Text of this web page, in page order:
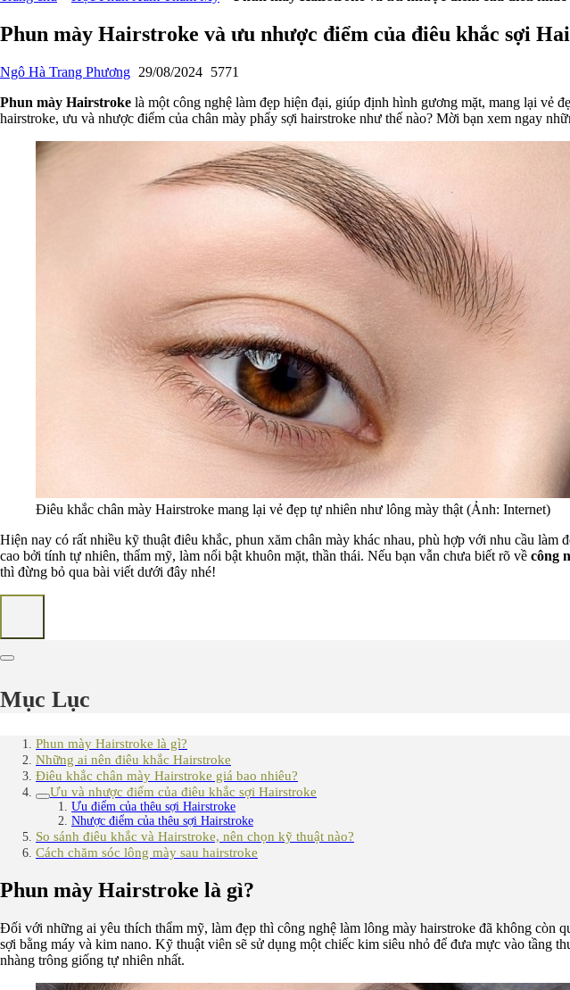
Phun mày Hairstroke và ưu nhược điểm của điêu khắc sợi
Ngô Hà Trang Phương 29/08/2024 5771
Phun mày Hairstroke là một công nghệ làm đẹp hiện đại, giúp định hình gương mặt, mang lại vẻ
hairstroke, ưu và nhược điểm của chân mày phẩy sợi hairstroke như thế nào? Mời bạn xem ngay
Điêu khắc chân mày Hairstroke mang lại vẻ đẹp tự nhiên như lông mày thật (Ảnh: Internet)
Hiện nay có rất nhiều kỹ thuật điêu khắc, phun xăm chân mày khác nhau, phù hợp với nhu cầu
cao bởi tính tự nhiên, thẩm mỹ, làm nổi bật khuôn mặt, thần thái. Nếu bạn vẫn chưa biết rõ về công
thì đừng bỏ qua bài viết dưới đây nhé!
Mục Lục
Phun mày Hairstroke là gì?
Những ai nên điêu khắc Hairstroke
Điêu khắc chân mày Hairstroke giá bao nhiêu?
Ưu và nhược điểm của điêu khắc sợi Hairstroke
Ưu điểm của thêu sợi Hairstroke
Nhược điểm của thêu sợi Hairstroke
So sánh điêu khắc và Hairstroke, nên chọn kỹ thuật nào?
Cách chăm sóc lông mày sau hairstroke
Phun mày Hairstroke là gì?
Đối với những ai yêu thích thẩm mỹ, làm đẹp thì công nghệ làm lông mày hairstroke đã không còn
sợi bằng máy và kim nano. Kỹ thuật viên sẽ sử dụng một chiếc kim siêu nhỏ để đưa mực vào tầng
nhàng trông giống tự nhiên nhất.